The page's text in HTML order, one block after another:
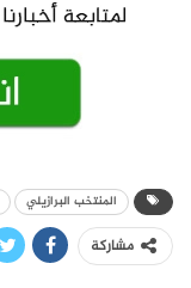
المنتخب البرازيلي
مشاركة